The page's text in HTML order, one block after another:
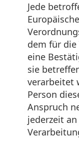
Jede
dem für
eine
sie
verarbeitet
Person
Anspruch
jederzeit